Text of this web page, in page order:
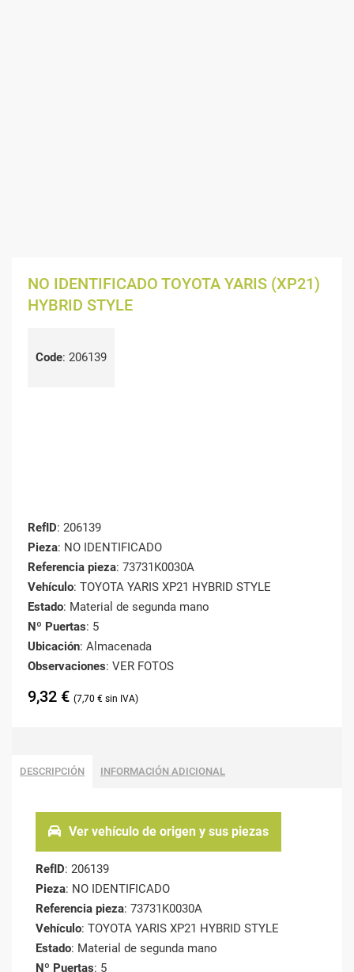
NO IDENTIFICADO TOYOTA YARIS (XP21)
HYBRID STYLE
Code: 206139
RefID: 206139
Pieza: NO IDENTIFICADO
Referencia pieza: 73731K0030A
Vehículo: TOYOTA YARIS XP21 HYBRID STYLE
Estado: Material de segunda mano
Nº Puertas: 5
Ubicación: Almacenada
Observaciones: VER FOTOS
9,32 € 7,70 €
DESCRIPCIÓN INFORMACIÓN ADICIONAL
Ver vehículo de origen y sus piezas
RefID: 206139
Pieza: NO IDENTIFICADO
Referencia pieza: 73731K0030A
Vehículo: TOYOTA YARIS XP21 HYBRID STYLE
Estado: Material de segunda mano
Nº Puertas: 5